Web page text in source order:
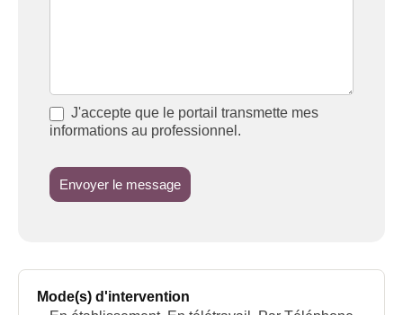
J'accepte que le portail transmette mes
informations au professionnel.
Envoyer le message
Mode(s) d'intervention